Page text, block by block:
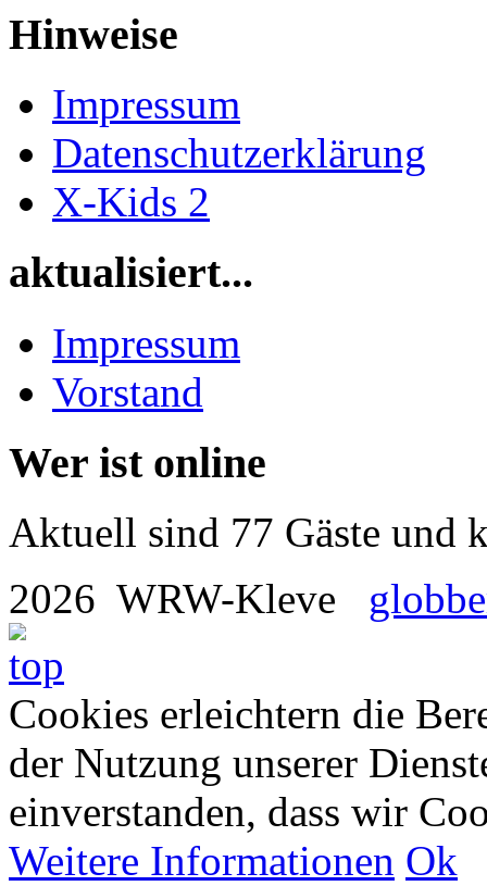
Hinweise
Impressum
Datenschutzerklärung
X-Kids 2
aktualisiert...
Impressum
Vorstand
Wer ist online
Aktuell sind 77 Gäste und
2026 WRW-Kleve
Cookies erleichtern die
der Nutzung unserer
einverstanden, dass wir
Weitere Informationen Ok